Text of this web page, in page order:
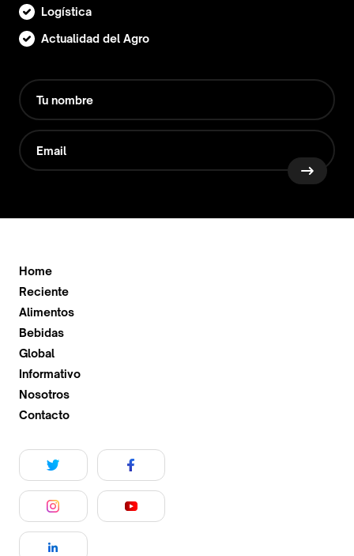
Logística
Actualidad del Agro
Home
Reciente
Alimentos
Bebidas
Global
Informativo
Nosotros
Contacto